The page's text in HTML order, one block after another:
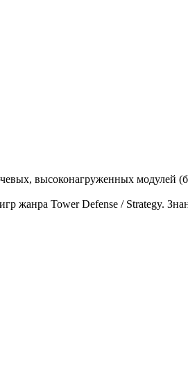
высоконагруженных модулей
жанра Tower Defense / Strategy.